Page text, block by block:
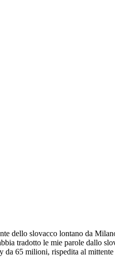
dello slovacco lontano da
tradotto le mie parole dallo
65 milioni, rispedita al